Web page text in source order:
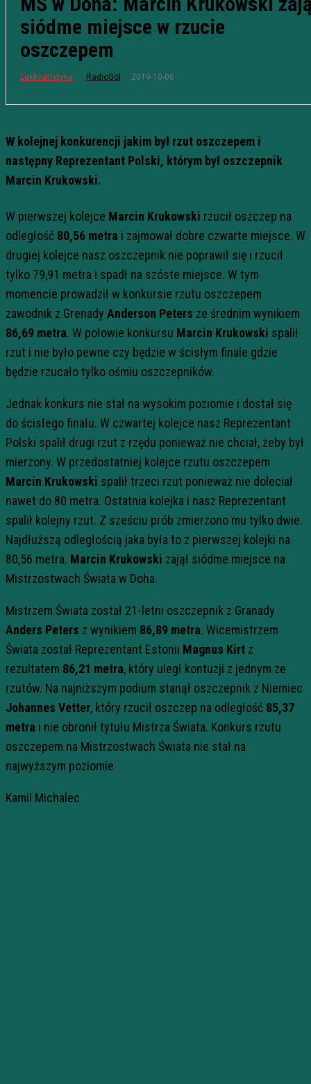
siódme miejsce w rzucie
oszczepem
Lekkoatletyka RadioGol 2019-10-06
W kolejnej konkurencji jakim był rzut oszczepem i
następny Reprezentant Polski, którym był oszczepnik
Marcin Krukowski.
W pierwszej kolejce Marcin Krukowski rzucił oszczep na
odległość 80,56 metra i zajmował dobre czwarte miejsce. W
drugiej kolejce nasz oszczepnik nie poprawił się i rzucił
tylko 79,91 metra i spadł na szóste miejsce. W tym
momencie prowadził w konkursie rzutu oszczepem
zawodnik z Grenady Anderson Peters ze średnim wynikiem
86,69 metra. W połowie konkursu Marcin Krukowski spalił
rzut i nie było pewne czy będzie w ścisłym finale gdzie
będzie rzucało tylko ośmiu oszczepników.
Jednak konkurs nie stał na wysokim poziomie i dostał się
do ścisłego finału. W czwartej kolejce nasz Reprezentant
Polski spalił drugi rzut z rzędu ponieważ nie chciał, żeby był
mierzony. W przedostatniej kolejce rzutu oszczepem
Marcin Krukowski spalił trzeci rzut ponieważ nie doleciał
nawet do 80 metra. Ostatnia kolejka i nasz Reprezentant
spalił kolejny rzut. Z sześciu prób zmierzono mu tylko dwie.
Najdłuższą odległością jaka była to z pierwszej kolejki na
80,56 metra. Marcin Krukowski zajął siódme miejsce na
Mistrzostwach Świata w Doha.
Mistrzem Świata został 21-letni oszczepnik z Granady
Anders Peters z wynikiem 86,89 metra. Wicemistrzem
Świata został Reprezentant Estonii Magnus Kirt z
rezultatem 86,21 metra, który uległ kontuzji z jednym ze
rzutów. Na najniższym podium stanął oszczepnik z Niemiec
Johannes Vetter, który rzucił oszczep na odległość 85,37
metra i nie obronił tytułu Mistrza Świata. Konkurs rzutu
oszczepem na Mistrzostwach Świata nie stał na
najwyższym poziomie.
Kamil Michalec